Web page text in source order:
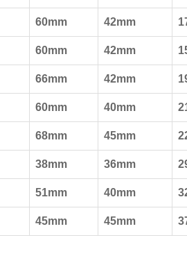
60mm 42mm
60mm 42mm
66mm 42mm
60mm 40mm
68mm 45mm
38mm 36mm
51mm 40mm
45mm 45mm